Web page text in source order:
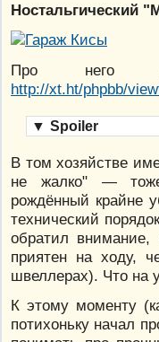
Ностальгический
Про него
http://xt.ht/phpbb/
▼ Spoiler
В том хозяйстве
не жалко" —
рождённый крайне
технический
обратил внимание,
приятен на ходу,
швеллерах). Что на
К этому моменту
потихоньку начал